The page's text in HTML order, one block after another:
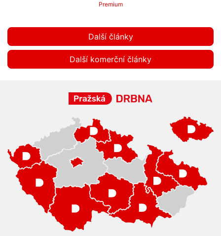
Premium
Další články
Další komerční články